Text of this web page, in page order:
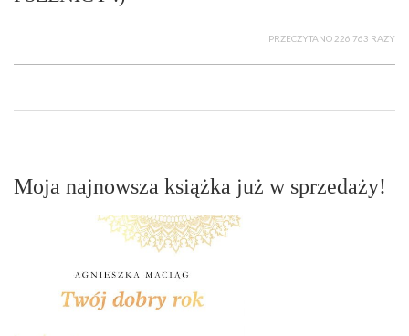
PRZECZYTANO 226 763 RAZY
Moja najnowsza książka już w sprzedaży!